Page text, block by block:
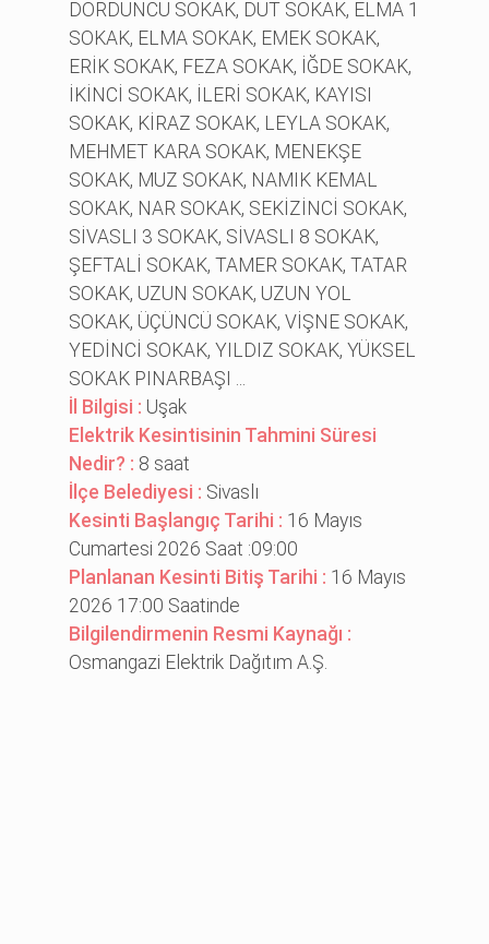
DÖRDÜNCÜ SOKAK, DUT SOKAK, ELMA 1
SOKAK, ELMA SOKAK, EMEK SOKAK,
ERİK SOKAK, FEZA SOKAK, İĞDE SOKAK,
İKİNCİ SOKAK, İLERİ SOKAK, KAYISI
SOKAK, KİRAZ SOKAK, LEYLA SOKAK,
MEHMET KARA SOKAK, MENEKŞE
SOKAK, MUZ SOKAK, NAMIK KEMAL
SOKAK, NAR SOKAK, SEKİZİNCİ SOKAK,
SİVASLI 3 SOKAK, SİVASLI 8 SOKAK,
ŞEFTALİ SOKAK, TAMER SOKAK, TATAR
SOKAK, UZUN SOKAK, UZUN YOL
SOKAK, ÜÇÜNCÜ SOKAK, VİŞNE SOKAK,
YEDİNCİ SOKAK, YILDIZ SOKAK, YÜKSEL
SOKAK PINARBAŞI ...
İl Bilgisi : Uşak
Elektrik Kesintisinin Tahmini Süresi
Nedir? : 8 saat
İlçe Belediyesi : Sivaslı
Kesinti Başlangıç Tarihi : 16 Mayıs
Cumartesi 2026 Saat :09:00
Planlanan Kesinti Bitiş Tarihi : 16 Mayıs
2026 17:00 Saatinde
Bilgilendirmenin Resmi Kaynağı :
Osmangazi Elektrik Dağıtım A.Ş.